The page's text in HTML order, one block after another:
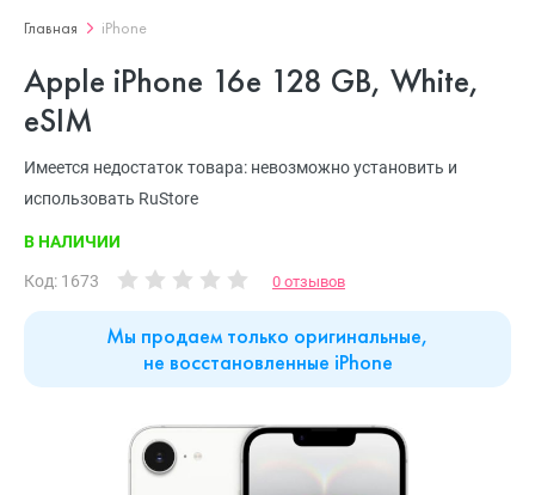
Главная iPhone
Apple iPhone 16e 128 GB, White,
eSIM
Имеется недостаток товара: невозможно установить и
использовать RuStore
В НАЛИЧИИ
Код: 1673 0 отзывов
Мы продаем только оригинальные,
не восстановленные iPhone